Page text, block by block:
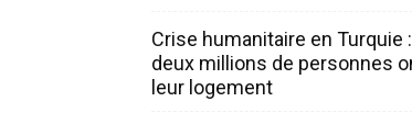
Crise humanitaire en Turquie
deux millions de personnes
leur logement